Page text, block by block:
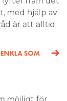
möjligt för
jordtag och
och jordas.